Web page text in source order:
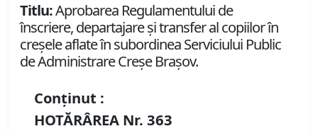
Titlu:Aprobarea Regulamentului de
înscriere, departajare și transfer al copiilor în
creșele aflate în subordinea Serviciului Public
de Administrare Creșe Brașov.
Conținut :
HOTĂRÂREA Nr. 363